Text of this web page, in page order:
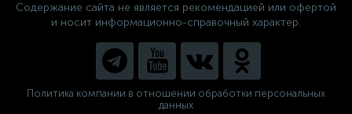
Содержание сайта не является рекомендацией или офертой
и носит информационно-справочный характер.
Политика компании в отношении обработки персональных
данных